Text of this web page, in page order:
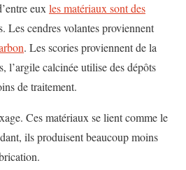
euxles matériaux sont des
Les cendres volantes proviennent
. Les scories proviennent de la
l’argile calcinée utilise des dépôts
de traitement.
Ces matériaux se lient comme le
ils produisent beaucoup moins